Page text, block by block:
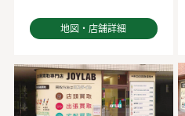
地図・店舗詳細